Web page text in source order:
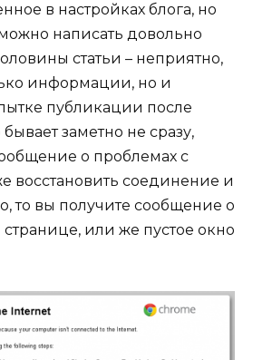
в настройках блога, но
написать довольно
статьи – неприятно,
информации, но и
публикации после
заметно не сразу,
о проблемах с
восстановить соединение и
то вы получите сообщение о
или же пустое окно